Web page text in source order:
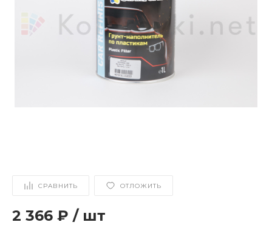
СРАВНИТЬ ОТЛОЖИТЬ
2 366 ₽ / шт